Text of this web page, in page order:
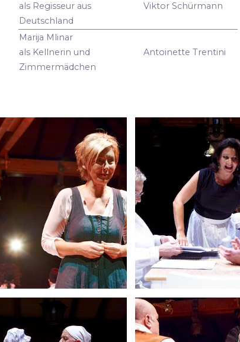
als Regisseur aus
Deutschland
Viktor Schürmann
Marija Mlinar
als Kellnerin und
Zimmermädchen
Antoinette Trentini